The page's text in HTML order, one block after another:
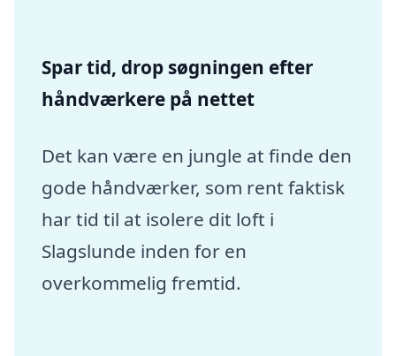
Spar tid, drop søgningen efter
håndværkere på nettet
Det kan være en jungle at finde den
gode håndværker, som rent faktisk
har tid til at isolere dit loft i
Slagslunde inden for en
overkommelig fremtid.